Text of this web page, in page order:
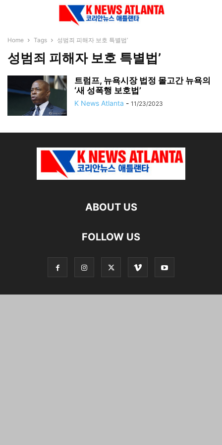
Home Tags 성범죄 피해자 보호 특별법’
성범죄 피해자 보호 특별법’
트럼프, 뉴욕시장 법정 몰고간 뉴욕의
‘새 성폭행 보호법’
K News Atlanta - 11/23/2023
ABOUT US
FOLLOW US